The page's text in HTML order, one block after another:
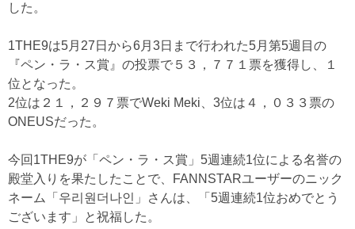
した。
1THE9は5月27日から6月3日まで行われた5月第5週目の
『ペン・ラ・ス賞』の投票で５３，７７１票を獲得し、１
位となった。
2位は２１，２９７票でWeki Meki、3位は４，０３３票の
ONEUSだった。
今回1THE9が「ペン・ラ・ス賞」5週連続1位による名誉の
殿堂入りを果たしたことで、FANNSTARユーザーのニック
ネーム「우리원더나인」さんは、「5週連続1位おめでとう
ございます」と祝福した。